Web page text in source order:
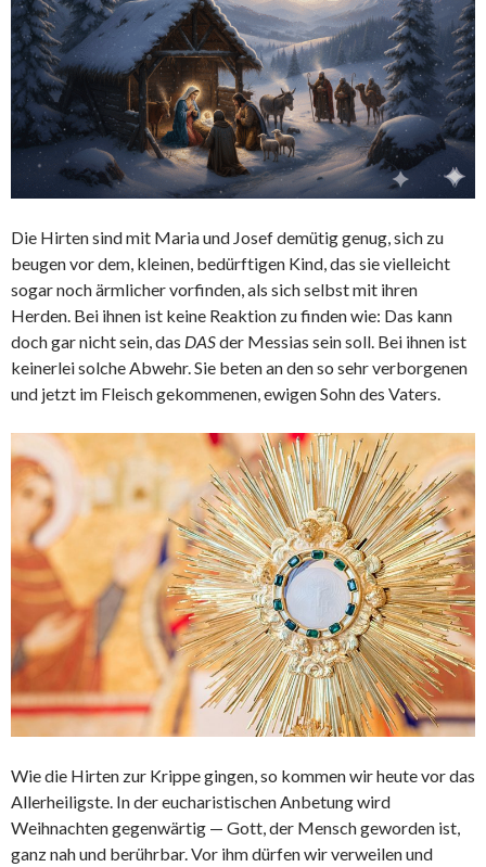
Die Hirten sind mit Maria und Josef demütig genug, sich zu
beugen vor dem, kleinen, bedürftigen Kind, das sie vielleicht
sogar noch ärmlicher vorfinden, als sich selbst mit ihren
Herden. Bei ihnen ist keine Reaktion zu finden wie: Das kann
doch gar nicht sein, das DASder Messias sein soll. Bei ihnen ist
keinerlei solche Abwehr. Sie beten an den so sehr verborgenen
und jetzt im Fleisch gekommenen, ewigen Sohn des Vaters.
Wie die Hirten zur Krippe gingen, so kommen wir heute vor das
Allerheiligste. In der eucharistischen Anbetung wird
Weihnachten gegenwärtig — Gott, der Mensch geworden ist,
ganz nah und berührbar. Vor ihm dürfen wir verweilen und